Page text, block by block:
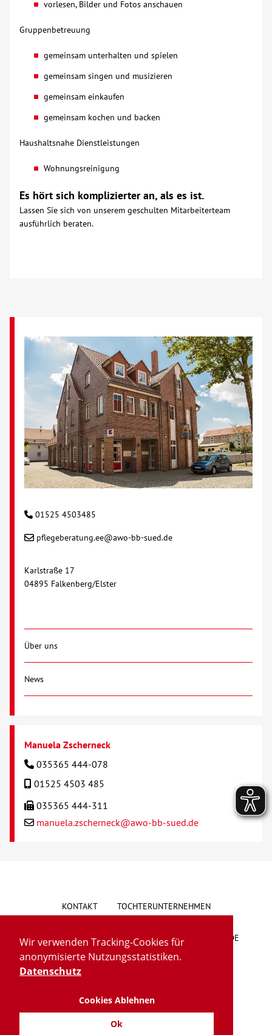
Wir verwenden Tracking-Cookies für
anonymisierte Nutzungsstatistiken.
Datenschutz
Cookies Ablehnen
Ok
AWO BB Süd
vorlesen, Bilder und Fotos anschauen
Gruppenbetreuung
gemeinsam unterhalten und spielen
gemeinsam singen und musizieren
gemeinsam einkaufen
gemeinsam kochen und backen
Haushaltsnahe Dienstleistungen
Wohnungsreinigung
Es hört sich komplizierter an, als es ist.
Lassen Sie sich von unserem geschulten Mitarbeiterteam
ausführlich beraten.
01525 4503485
pflegeberatung.ee@awo-bb-sued.de
Karlstraße 17
04895 Falkenberg/Elster
Über uns
News
Manuela Zscherneck
035365 444-078
01525 4503 485
035365 444-311
manuela.zscherneck@awo-bb-sued.de
KONTAKT TOCHTERUNTERNEHMEN
HINWEISGEBERSYSTEM VORSCHLAG/BESCHWERDE
LIEFERKETTENGESETZ
IMPRESSUM DATENSCHUTZ